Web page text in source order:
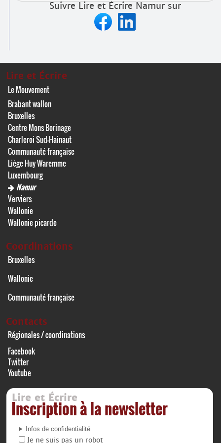
Suivre Lire et Écrire Namur sur
Lire et Écrire
Le Mouvement
Brabant wallon
Bruxelles
Centre Mons Borinage
Charleroi Sud-Hainaut
Communauté française
Liège Huy Waremme
Luxembourg
Namur
Verviers
Wallonie
Wallonie picarde
Coordinations
Bruxelles
Wallonie
Communauté française
Contacts
Régionales / coordinations
Facebook
Twitter
Youtube
Lire et Écrire
Inscription à la newsletter
Infos de confidentialité
Je ne suis pas un robot